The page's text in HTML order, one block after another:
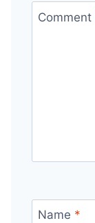
Comment
Name *